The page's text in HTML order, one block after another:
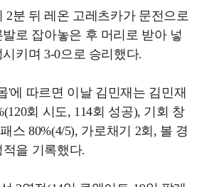
2분 뒤 레온 고레츠카가 문전으로
로 잡아놓은 후 머리로 받아 넣
키며 3-0으로 승리했다.
'에 따르면 이날 김민재는 김민재
회 시도, 114회 성공), 기회 창
스 80%(4/5), 가로채기 2회, 볼 경
을 기록했다.